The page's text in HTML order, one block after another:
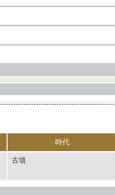
時代
古墳